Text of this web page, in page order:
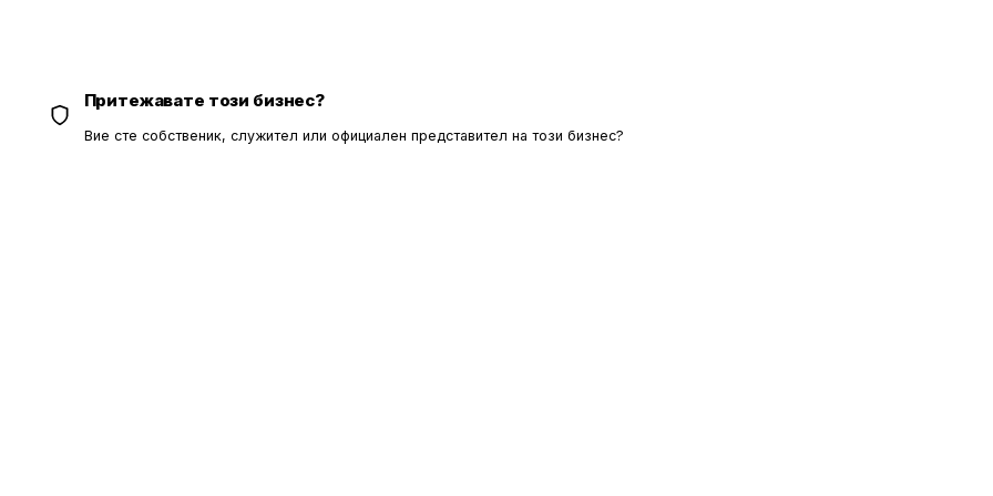
Притежавате този бизнес?
Вие сте собственик, служител или официален представител на този бизнес?